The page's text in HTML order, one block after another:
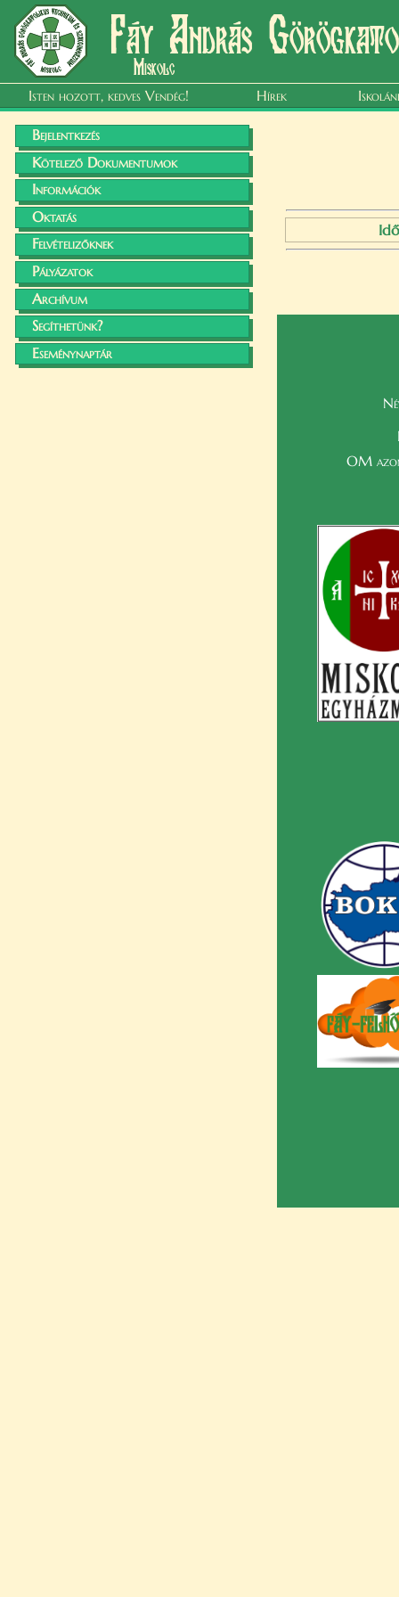
Fáy András
Miskolc
Isten hozott, kedves Vendég! Hírek
Bejelentkezés
Kötelező Dokumentumok
Információk
Oktatás
Felvételizőknek
Pályázatok
Archívum
Segíthetünk?
Eseménynaptár
OM